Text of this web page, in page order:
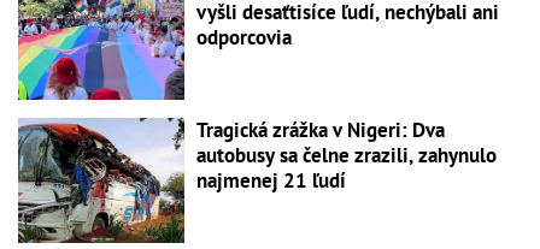
vyšli desaťtisíce ľudí, nechýbali ani
odporcovia
Tragická zrážka v Nigeri: Dva
autobusy sa čelne zrazili, zahynulo
najmenej 21 ľudí